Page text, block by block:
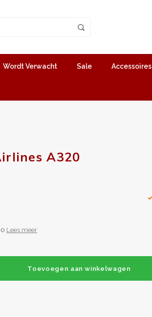
Wordt Verwacht Sale Accessoires
A320
Lees meer
Toevoegen aan winkelwagen